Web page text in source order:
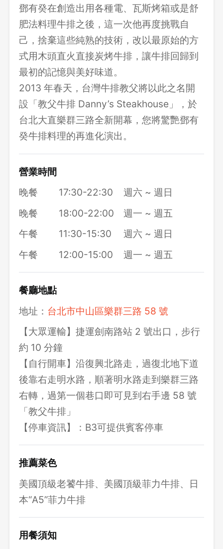
鄧有癸在創造出用各種電、瓦斯烤箱或是舒
肥法料理牛排之後，這一次他再度挑戰自
己，捨棄這些純熟的技術，改以最原始的方
式用木頭直火直接炭烤牛排，讓牛排回歸到
最初的記憶與美好味道。
2013 年春天，台灣牛排教父將以此之名開
設「教父牛排 Danny’s Steakhouse」，於
台北大直樂群三路全新開幕，您將驚艷鄧有
癸牛排料理的再進化演出。
營業時間
晚餐
17:30-22:30
週六 ~ 週日
晚餐
18:00-22:00
週一 ~ 週五
午餐
11:30-15:30
週六 ~ 週日
午餐
12:00-15:00 週一 ~ 週五
餐廳地點
地址： 台北市中山區樂群三路 58 號
【大眾運輸】捷運劍南路站 2 號出口，步行
約 10 分鐘
【自行開車】沿復興北路走，過復北地下道
後靠右走明水路，順著明水路走到樂群三路
右轉，過第一個巷口即可見到右手邊 58 號
「教父牛排」
【停車資訊】：B3可提供賓客停車
推薦菜色
美國頂級老饕牛排、美國頂級菲力牛排、日
本“A5”菲力牛排
用餐須知